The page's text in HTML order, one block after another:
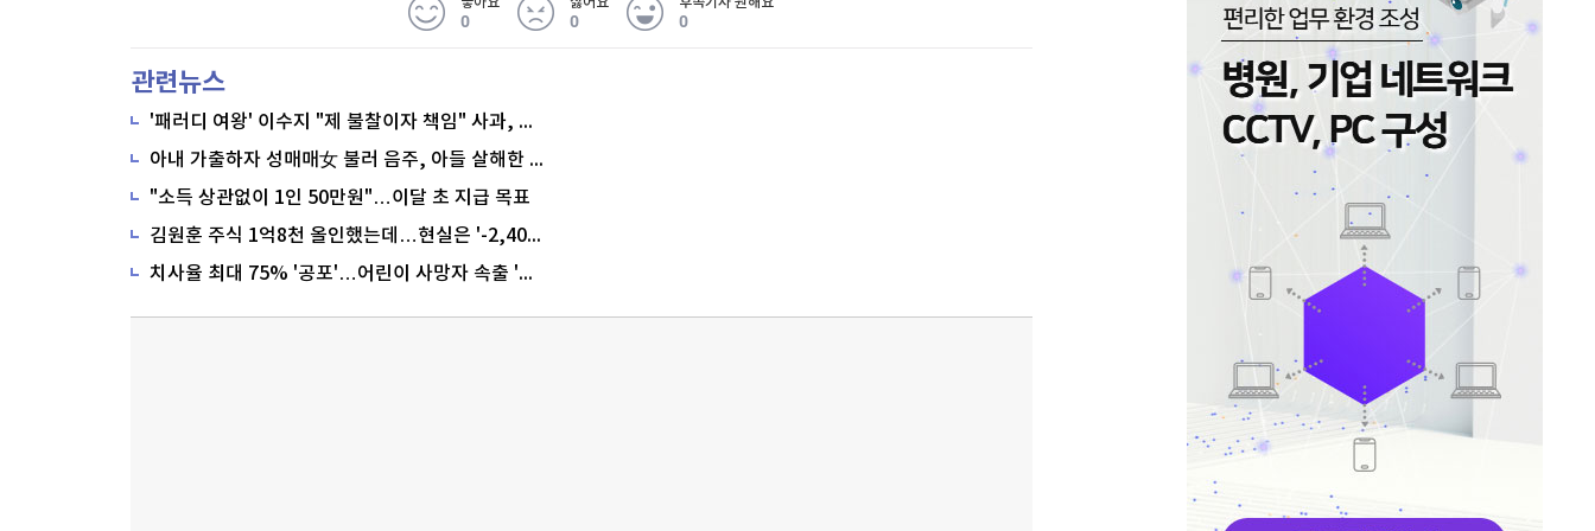
0 0 0
관련뉴스
'패러디 여왕' 이수지 "제 불찰이자 책임" 사과, 무슨 일
아내 가출하자 성매매女 불러 음주, 아들 살해한 30대
"소득 상관없이 1인 50만원"…이달 초 지급 목표
김원훈 주식 1억8천 올인했는데…현실은 '-2,400만원'
치사율 최대 75% '공포'…어린이 사망자 속출 '비상'